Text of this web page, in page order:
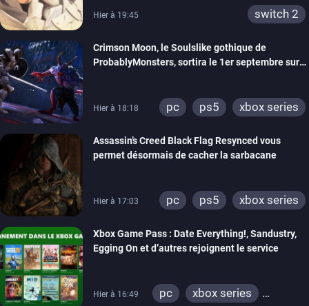
Hier à 19:45 switch 2
Crimson Moon, le Soulslike gothique de
ProbablyMonsters, sortira le 1er septembre sur
Hier à 18:18 pc ps5 xbox series
Assassin’s Creed Black Flag Resynced vous
permet désormais de cacher la sarbacane
Hier à 17:03 pc ps5 xbox series
Xbox Game Pass : Date Everything!, Sandustry,
Egging On et d’autres rejoignent le service
Hier à 16:49 pc
xbox series